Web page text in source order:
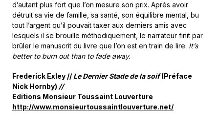
d’autant plus fort que l’on mesure son prix. Après avoir
détruit sa vie de famille, sa santé, son équilibre mental, bu
tout l’argent qu’il pouvait taxer aux derniers amis avec
lesquels il se brouille méthodiquement, le narrateur finit par
brûler le manuscrit du livre que l’on est en train de lire. It’s
better to burn out than to fade away.
Frederick Exley // Le Dernier Stade de la soif(Préface
Nick Hornby) //
Editions Monsieur Toussaint Louverture
http://www.monsieurtoussaintlouverture.net/